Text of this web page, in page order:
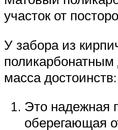
участок от
У забора из
масса достоинств:
Это надежная
оберегающая